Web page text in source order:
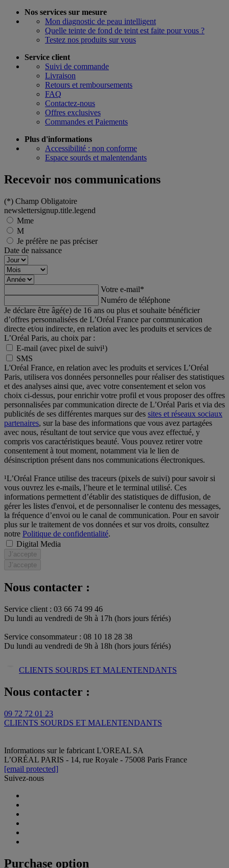
Nos services sur mesure
Mon diagnostic de peau intelligent
Quelle teinte de fond de teint est faite pour vous ?
Testez nos produits sur vous
Service client
Suivi de commande
Livraison
Retours et remboursements
FAQ
Contactez-nous
Offres exclusives
Commandes et Paiements
Plus d'informations
Accessibilité : non conforme
Espace sourds et malentendants
Recevoir nos communications
(*) Champ Obligatoire
newslettersignup.title.legend
Mme
M
Je préfère ne pas préciser
Date de naissance
Votre e-mail*
Numéro de téléphone
Je déclare être âgé(e) de 16 ans ou plus et souhaite bénéficier
d’offres personnalisées de L’Oréal France par communication
directe et/ou indirecte, en relation avec les produits et services de
L’Oréal Paris, au choix par :
E-mail (avec pixel de suivi¹)
SMS
L'Oréal France, en relation avec les produits et services L’Oréal
Paris, utilisera vos données personnelles pour réaliser des statistiques
et des analyses ainsi que, avec votre consentement et selon vos
choix ci-dessus, pour enrichir votre profil et vous proposer des offres
personnalisées par communication directe de L’Oréal Paris et via des
publicités de ses différentes marques sur des sites et réseaux sociaux
partenaires, sur la base des informations que vous avez partagées
avec nous, résultant de tout service que vous avez effectué, y
compris vos caractéristiques beauté. Vous pouvez retirer votre
consentement à tout moment, notamment via le lien de
désinscription présent dans nos communications électroniques.
¹L’Oréal France utilise des traceurs (pixels de suivi) pour savoir si
vous ouvrez les e-mails, l’heure et le terminal utilisé. Ces
informations permettent d’établir des statistiques de diffusion, de
gérer les listes d'envoi, et de personnaliser le contenu des messages,
la fréquence d’envoi ou le canal de communication. Pour en savoir
plus sur le traitement de vos données et sur vos droits, consultez
notre Politique de confidentialité.
Digital Media
J’accepte
J’accepte
Nous contacter :
Service client : 03 66 74 99 46
Du lundi au vendredi de 9h à 17h (hors jours fériés)​
Service consommateur : 08 10 18 28 38
Du lundi au vendredi de 9h à 18h (hors jours fériés)
CLIENTS SOURDS ET MALENTENDANTS
Nous contacter :
09 72 72 01 23
CLIENTS SOURDS ET MALENTENDANTS
Informations sur le fabricant L'OREAL SA
L’ORÉAL PARIS - 14, rue Royale - 75008 Paris France
[email protected]
Suivez-nous
Purchase option